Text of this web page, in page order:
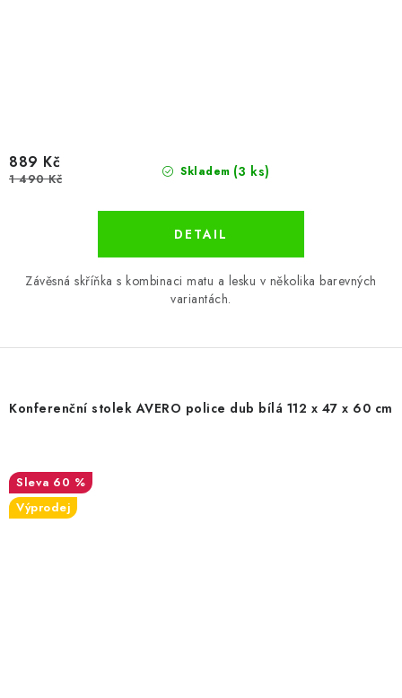
Skladem (3 ks)
889 Kč
1 490 Kč
Závěsná skříňka s kombinaci matu a lesku v několika barevných
variantách.
Konferenční stolek AVERO police dub bílá 112 x 47 x 60 cm
60 %
Výprodej